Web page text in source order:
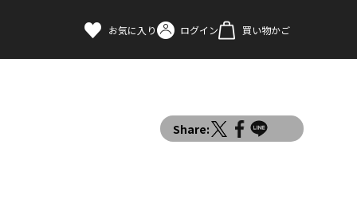
お気に入り ログイン 買い物かご
Share: